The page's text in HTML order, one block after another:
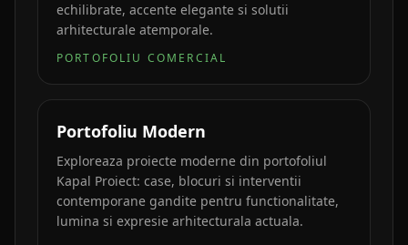
echilibrate, accente elegante si solutii
arhitecturale atemporale.
PORTOFOLIU COMERCIAL
Portofoliu Modern
Exploreaza proiecte moderne din portofoliul
Kapal Proiect: case, blocuri si interventii
contemporane gandite pentru functionalitate,
lumina si expresie arhitecturala actuala.